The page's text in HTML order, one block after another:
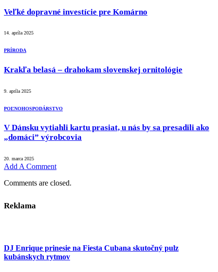
Veľké dopravné investície pre Komárno
14. apríla 2025
PRÍRODA
Krakľa belasá – drahokam slovenskej ornitológie
9. apríla 2025
POĽNOHOSPODÁRSTVO
V Dánsku vytiahli kartu prasiat, u nás by sa presadili ako
„domáci” výrobcovia
20. marca 2025
Add A Comment
Comments are closed.
Reklama
DJ Enrique prinesie na Fiesta Cubana skutočný pulz
kubánskych rytmov